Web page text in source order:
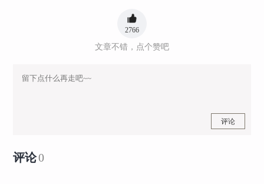
2766
文章不错，点个赞吧
评论
评论0